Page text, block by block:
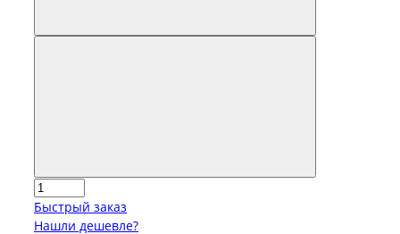
Быстрый заказ
Нашли дешевле?